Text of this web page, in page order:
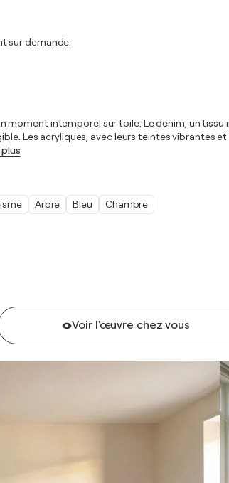
Voir l'œuvre chez vous
sur demande.
moment intemporel sur toile. Le denim, un
Les acryliques, avec leurs teintes vibrantes
Arbre Bleu Chambre